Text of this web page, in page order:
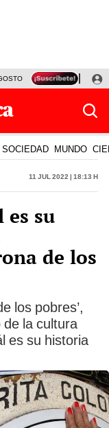
TINKA RESULTADOS
SOCIEDAD MUNDO
11 Jul 2022 | 18:13 h
es su
de los
los pobres’,
la cultura
es su historia